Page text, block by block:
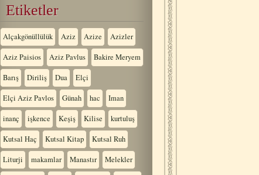
Etiketler
Alçakgönüllülük Aziz Azize Azizler
Aziz Paisios Aziz Pavlus Bakire Meryem
Barış Diriliş Dua Elçi
Elçi Aziz Pavlos Günah hac Iman
inanç işkence Keşiş Kilise kurtuluş
Kutsal Haç Kutsal Kitap Kutsal Ruh
Liturji makamlar Manastır Melekler